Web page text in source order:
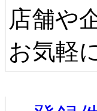
店舗や
お気軽